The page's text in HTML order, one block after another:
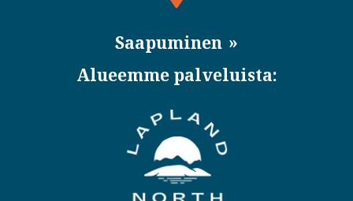
Saapuminen
Alueemme palveluista: